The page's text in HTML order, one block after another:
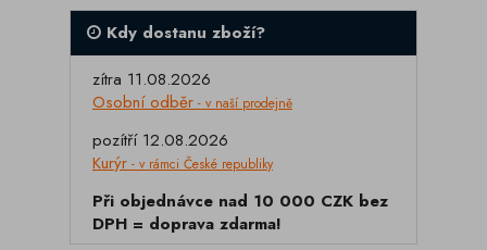
Kdy dostanu zboží?
zítra 11.08.2026
Osobní odběr - v naší prodejně
pozítří 12.08.2026
Kurýr - v rámci České republiky
Při objednávce nad 10 000 CZK bez
DPH = doprava zdarma!